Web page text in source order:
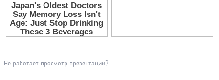
Не работает просмотр презентации?